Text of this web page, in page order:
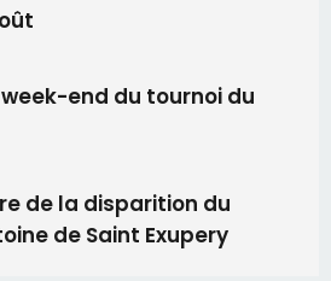
Miss Corse 2026
reviendra pas avant 2081
Latino évacué en urgence